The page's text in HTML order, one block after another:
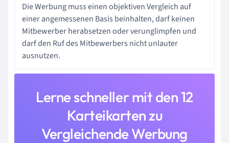
Die Werbung muss einen objektiven Vergleich auf
einer angemessenen Basis beinhalten, darf keinen
Mitbewerber herabsetzen oder verunglimpfen und
darf den Ruf des Mitbewerbers nicht unlauter
ausnutzen.
Lerne schneller mit den 12
Karteikarten zu
Vergleichende Werbung